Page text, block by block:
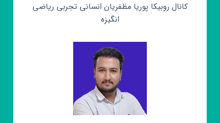
کانال روبیکا پوریا مظفریان انسانی تجربی ریاضی
انگیزه